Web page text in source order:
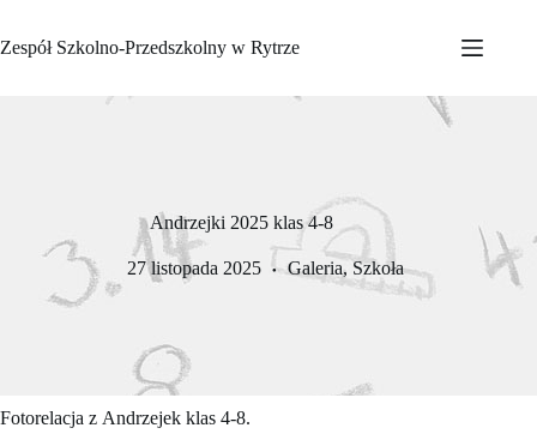
treści
Zespół Szkolno-Przedszkolny w Rytrze
Andrzejki 2025 klas 4-8
27 listopada 2025 Galeria, Szkoła
Fotorelacja z Andrzejek klas 4-8.